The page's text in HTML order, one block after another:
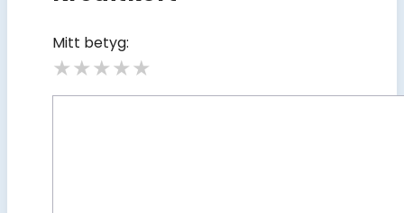
Mitt betyg:
★
★
★
★
★